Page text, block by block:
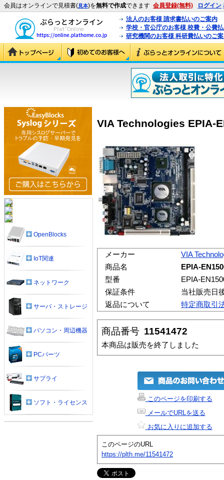
会員はオンラインで見積書(見本)を無料で作成できます 会員登録(無料) ログイン
法人のお客様 請求書払いのご案内
学校・官公庁のお客様 校費・公費
研究機関のお客様 科研費払いのご
VIA Technologies EPIA-
メーカー
VIA
商品名
EPIA-
型番
EPIA-
保証条件
当社販売日
返品について
特定商取引
商品番号 11541472
本商品は販売を終了しました
このページを印刷する
メールでURLを送る
お気に入りに追加する
このページのURL
https://plth.me/11541472
OpenBlocks
IoT関連
ネットワーク
サーバ・ストレージ
パソコン・周辺機器
PCパーツ
サプライ
ソフト・ライセンス